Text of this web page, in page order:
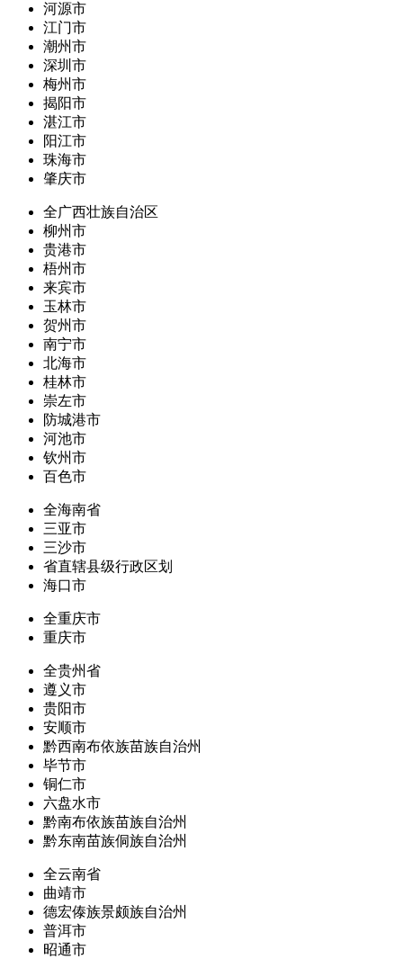
河源市
江门市
潮州市
深圳市
梅州市
揭阳市
湛江市
阳江市
珠海市
肇庆市
全广西壮族自治区
柳州市
贵港市
梧州市
来宾市
玉林市
贺州市
南宁市
北海市
桂林市
崇左市
防城港市
河池市
钦州市
百色市
全海南省
三亚市
三沙市
省直辖县级行政区划
海口市
全重庆市
重庆市
全贵州省
遵义市
贵阳市
安顺市
黔西南布依族苗族自治州
毕节市
铜仁市
六盘水市
黔南布依族苗族自治州
黔东南苗族侗族自治州
全云南省
曲靖市
德宏傣族景颇族自治州
普洱市
昭通市